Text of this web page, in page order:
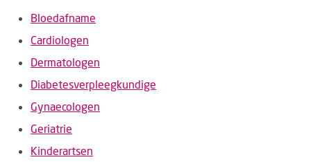
Bloedafname
Cardiologen
Dermatologen
Diabetesverpleegkundige
Gynaecologen
Geriatrie
Kinderartsen